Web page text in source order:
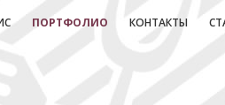
ПОРТФОЛИО КОНТАКТЫ